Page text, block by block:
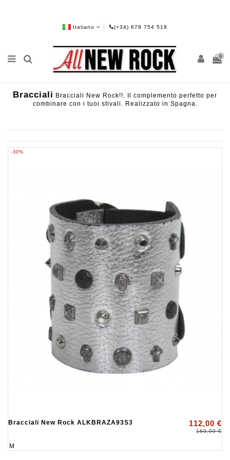
Italiano (+34) 678 754 518
0
Bracciali Bracciali New Rock!!. Il complemento perfetto per
combinare con i tuoi stivali. Realizzato in Spagna.
-30%
Bracciali New Rock ALKBRAZA93S3 112,00 €
160,00 €
M